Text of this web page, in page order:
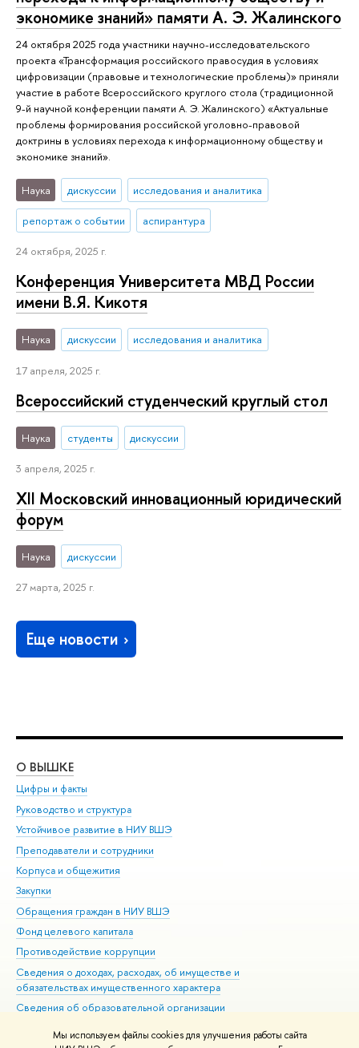
Мы используем файлы cookies для улучшения работы сайта
экономике знаний» памяти А. Э. Жалинского
24 октября 2025 года участники научно-исследовательского
проекта «Трансформация российского правосудия в условиях
цифровизации (правовые и технологические проблемы)» приняли
участие в работе Всероссийского круглого стола (традиционной
9-й научной конференции памяти А. Э. Жалинского) «Актуальные
проблемы формирования российской уголовно-правовой
доктрины в условиях перехода к информационному обществу и
экономике знаний».
Наука дискуссии исследования и аналитика
репортаж о событии аспирантура
24 октября, 2025 г.
Конференция Университета МВД России
имени В.Я. Кикотя
Наука дискуссии исследования и аналитика
17 апреля, 2025 г.
Всероссийский студенческий круглый стол
Наука студенты дискуссии
3 апреля, 2025 г.
XII Московский инновационный юридический
форум
Наука дискуссии
27 марта, 2025 г.
Еще новости
О ВЫШКЕ
Цифры и факты
Руководство и структура
Устойчивое развитие в НИУ ВШЭ
Преподаватели и сотрудники
Корпуса и общежития
Закупки
Обращения граждан в НИУ ВШЭ
Фонд целевого капитала
Противодействие коррупции
Сведения о доходах, расходах, об имуществе и
обязательствах имущественного характера
Сведения об образовательной организации
Людям с ограниченными возможностями здоровья